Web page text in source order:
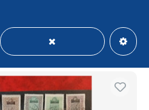
Professionnel